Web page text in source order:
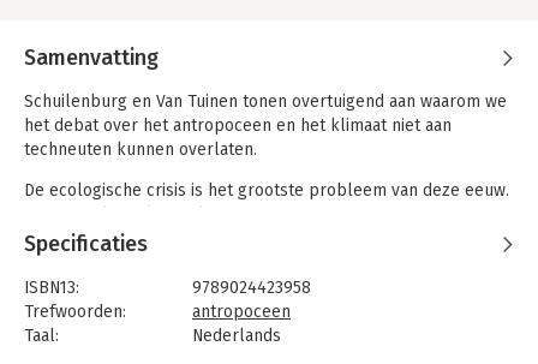
Samenvatting
Schuilenburg en Van Tuinen tonen overtuigend aan waarom we
het debat over het antropoceen en het klimaat niet aan
techneuten kunnen overlaten.
De ecologische crisis is het grootste probleem van deze eeuw.
invloed van de mens op de bewoonbaarheid van de aarde. Maar
het antropoceen reduceren tot een milieuvraagstuk miskent
de sociaal-politieke kant van dit nieuwe tijdperk. Wat betekent
de huidige crisis bijvoorbeeld voor veiligheid, immigratie,
onderwijs en stedenbouw?
Specificaties
ISBN13:
9789024423958
Trefwoorden:
antropoceen
Taal:
Nederlands